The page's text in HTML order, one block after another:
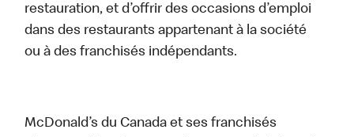
restauration, et d’offrir des occasions d’emploi
dans des restaurants appartenant à la société
ou à des franchisés indépendants.
McDonald’s du Canada et ses franchisés